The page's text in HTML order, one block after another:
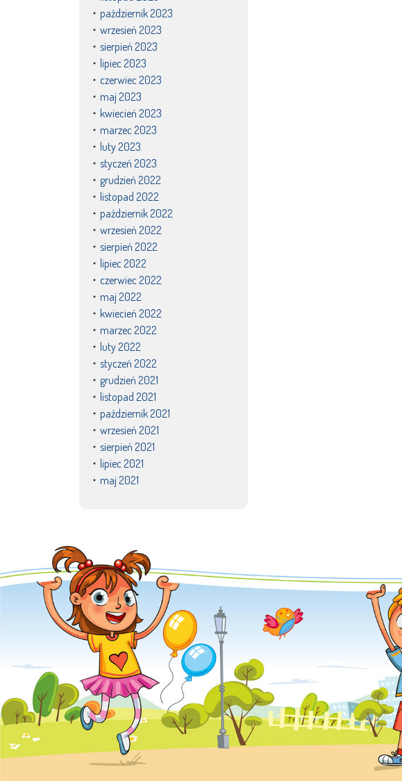
październik 2023
wrzesień 2023
sierpień 2023
lipiec 2023
czerwiec 2023
maj 2023
kwiecień 2023
marzec 2023
luty 2023
styczeń 2023
grudzień 2022
listopad 2022
październik 2022
wrzesień 2022
sierpień 2022
lipiec 2022
czerwiec 2022
maj 2022
kwiecień 2022
marzec 2022
luty 2022
styczeń 2022
grudzień 2021
listopad 2021
październik 2021
wrzesień 2021
sierpień 2021
lipiec 2021
maj 2021